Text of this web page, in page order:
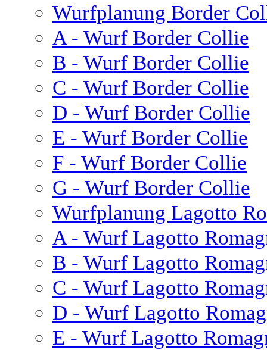
Wurfplanung Border
A - Wurf Border Collie
B - Wurf Border Collie
C - Wurf Border Collie
D - Wurf Border Collie
E - Wurf Border Collie
F - Wurf Border Collie
G - Wurf Border Collie
Wurfplanung Lagotto
A - Wurf Lagotto
B - Wurf Lagotto
C - Wurf Lagotto
D - Wurf Lagotto
E - Wurf Lagotto